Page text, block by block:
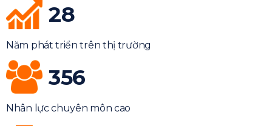
28
Năm phát triển trên thị trường
356
Nhân lực chuyên môn cao